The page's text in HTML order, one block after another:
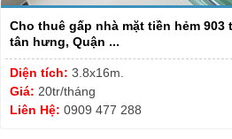
Cho thuê gấp nhà mặt tiền hẻm
tân hưng, Quận ...
Diện tích: 3.8x16m.
Giá: 20tr/tháng
Liên Hệ: 0909 477 288